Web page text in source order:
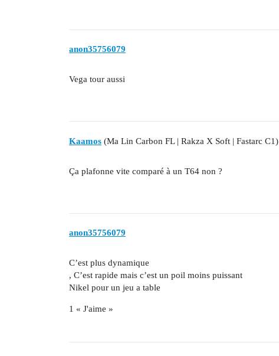
anon35756079
Vega tour aussi
Kaamos (Ma Lin Carbon FL | Rakza X Soft | Fastarc C1)
Ça plafonne vite comparé à un T64 non ?
anon35756079
C’est plus dynamique
, C’est rapide mais c’est un poil moins puissant
Nikel pour un jeu a table
1 « J'aime »